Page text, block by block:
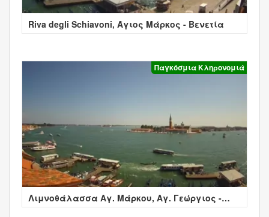
Riva degli Schiavoni, Άγιος Μάρκος - Βενετία
Παγκόσμια Κληρονομιά
Λιμνοθάλασσα Αγ. Μάρκου, Αγ. Γεώργιος -
Βενετία